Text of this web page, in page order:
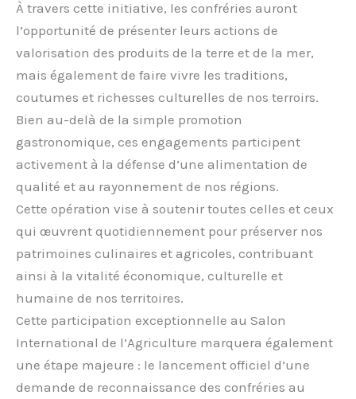
À travers cette initiative, les confréries auront
l’opportunité de présenter leurs actions de
valorisation des produits de la terre et de la mer,
mais également de faire vivre les traditions,
coutumes et richesses culturelles de nos terroirs.
Bien au-delà de la simple promotion
gastronomique, ces engagements participent
activement à la défense d’une alimentation de
qualité et au rayonnement de nos régions.
Cette opération vise à soutenir toutes celles et ceux
qui œuvrent quotidiennement pour préserver nos
patrimoines culinaires et agricoles, contribuant
ainsi à la vitalité économique, culturelle et
humaine de nos territoires.
Cette participation exceptionnelle au Salon
International de l’Agriculture marquera également
une étape majeure : le lancement officiel d’une
demande de reconnaissance des confréries au